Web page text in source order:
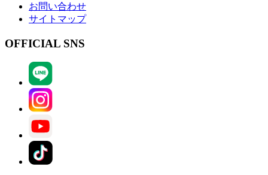
お問い合わせ
サイトマップ
OFFICIAL SNS